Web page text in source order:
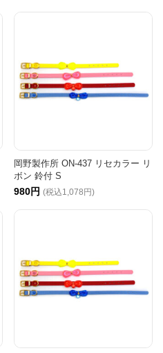
岡野製作所 ON-437 リセカラー リ
ボン 鈴付 S
980円 (税込1,078円)